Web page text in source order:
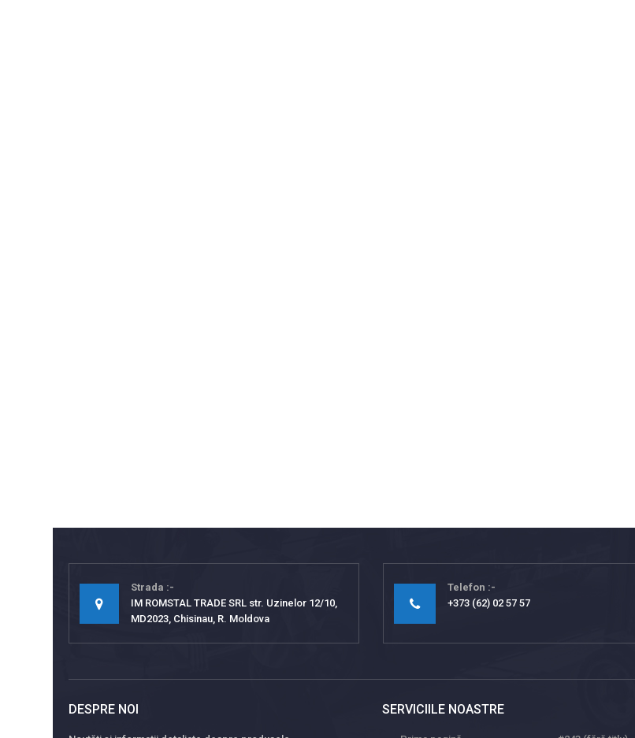
Strada
IM ROMSTAL TRADE SRL str. Uzinelor 12/10,
MD2023, Chisinau, R. Moldova
Telefon
+373 (62) 02 57 57
DESPRE NOI SERVICIILE NOASTRE